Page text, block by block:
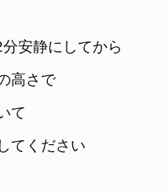
安静にしてから
高さで
て
てください